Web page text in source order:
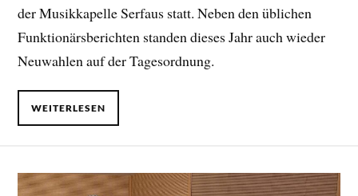
der Musikkapelle Serfaus statt. Neben den üblichen
Funktionärsberichten standen dieses Jahr auch wieder
Neuwahlen auf der Tagesordnung.
WEITERLESEN